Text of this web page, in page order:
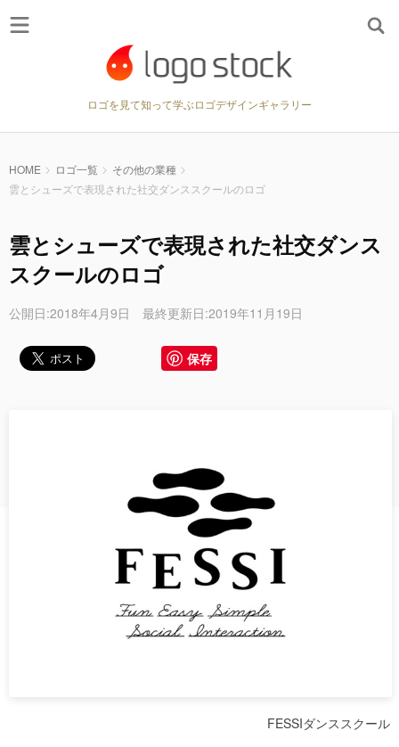
ロゴを見て知って学ぶロゴデザインギャラリー
HOME ロゴ一覧
その他の業種
雲とシューズで表現された社交ダンススクールのロゴ
雲とシューズで表現された社交ダンス
スクールのロゴ
公開日:2018年4月9日 最終更新日:2019年11月19日
保存
FESSIダンススクール